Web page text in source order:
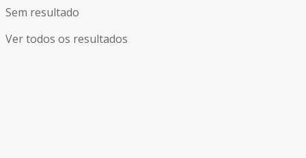
Sem resultado
Ver todos os resultados